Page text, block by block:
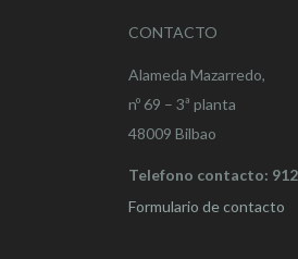
CONTACTO
Alameda Mazarredo,
nº 69 – 3ª planta
48009 Bilbao
Telefono contacto:
Formulario de contacto